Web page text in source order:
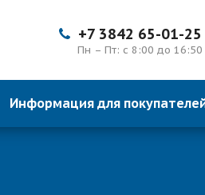
+7 3842 65-01-25
Пн – Пт: с 8:00 до 16:50
Информация для